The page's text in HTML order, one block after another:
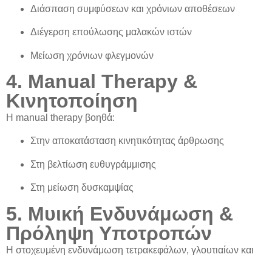
Διάσπαση συμφύσεων και χρόνιων αποθέσεων
Διέγερση επούλωσης μαλακών ιστών
Μείωση χρόνιων φλεγμονών
4. Manual Therapy &
Κινητοποίηση
Η manual therapy βοηθά:
Στην αποκατάσταση κινητικότητας άρθρωσης
Στη βελτίωση ευθυγράμμισης
Στη μείωση δυσκαμψίας
5. Μυική Ενδυνάμωση &
Πρόληψη Υποτροπών
Η στοχευμένη ενδυνάμωση τετρακεφάλων, γλουτιαίων και